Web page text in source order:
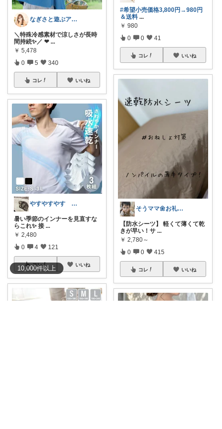
10,000件以上
なぎさと遊ぶアウトドア🌊🏕️
＼特殊冷感素材で涼しさが長時
間持続✨／ ❤ ...
￥ 5,478
0 5 340
コレ いいね
やすやすやす 経由購入感謝します🫶
暑い季節のインナーを見直すな
らこれ✨ 接 ...
￥ 2,480
0 4 121
コレ いいね
#希望小売価格3,800円→980円
＆送料 ...
￥ 980
0 0 41
コレ いいね
そうママ🌼お礼はプロフに
【防水シーツ】 軽くて薄くて乾
きが早い！サ ...
￥ 2,780～
0 0 415
コレ いいね